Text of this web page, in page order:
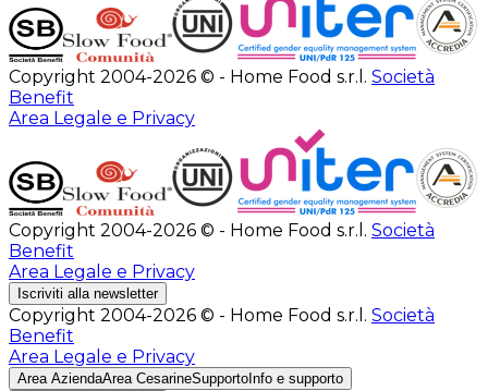
Copyright 2004-2026 © - Home Food s.r.l. Società
Benefit
Area Legale e Privacy
Copyright 2004-2026 © - Home Food s.r.l. Società
Benefit
Area Legale e Privacy
Iscriviti alla newsletter
Copyright 2004-2026 © - Home Food s.r.l. Società
Benefit
Area Legale e Privacy
Area AziendaArea CesarineSupporto Info e supporto